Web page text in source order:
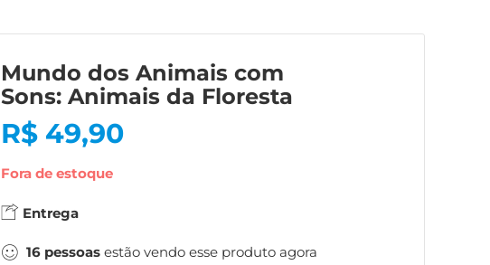
Mundo dos Animais com
Sons: Animais da Floresta
R$ 49,90
Fora de estoque
Entrega
16 pessoas estão vendo esse produto agora